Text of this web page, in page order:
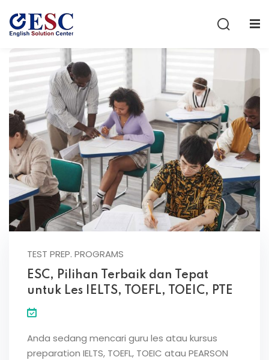
TEST PREP. PROGRAMS
ESC, Pilihan Terbaik dan Tepat
untuk Les IELTS, TOEFL, TOEIC, PTE
Anda sedang mencari guru les atau kursus
preparation IELTS, TOEFL, TOEIC atau PEARSON
Sign in
Don’t have an account? Sign up
Remember me Lost your password?